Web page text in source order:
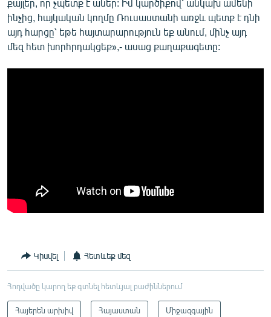
քայլեր, որ չպետք է աներ: Իմ կարծիքով՝ անկախ ամենի
ինչից, հայկական կողմը Ռուսաստանի առջև պետք է դնի
այդ հարցը՝ եթե հայտարարություն եք անում, մինչ այդ
մեզ հետ խորհրդակցեք»,- ասաց քաղաքագետը:
Կիսվել Հետևեք մեզ
Հոդվածը կարող եք գտնել հետևյալ բաժիններում
Հայերեն արխիվ Հայաստան Միջազգային